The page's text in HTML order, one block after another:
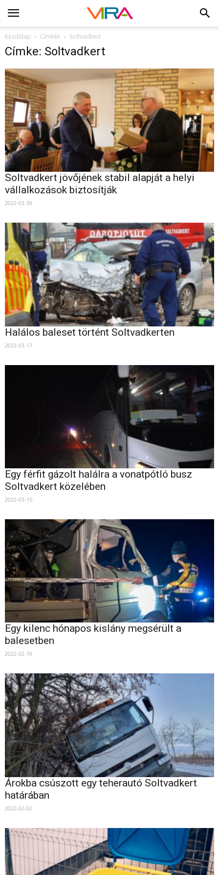
Kezdőlap Címkék Soltvadkert
Címke: Soltvadkert
Soltvadkert jövőjének stabil alapját a helyi
vállalkozások biztosítják
2022-03-30
Halálos baleset történt Soltvadkerten
2022-03-17
Egy férfit gázolt halálra a vonatpótló busz
Soltvadkert közelében
2022-03-15
Egy kilenc hónapos kislány megsérült a
balesetben
2022-02-10
Árokba csúszott egy teherautó Soltvadkert
határában
2022-02-02